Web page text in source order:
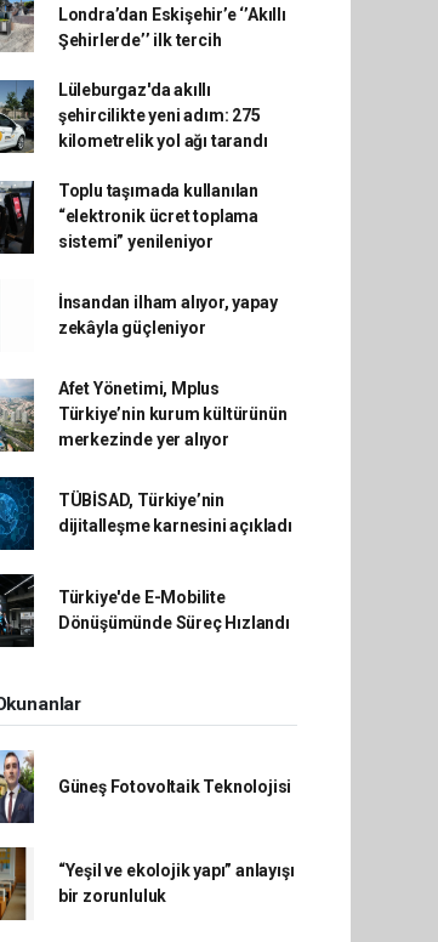
Londra’dan Eskişehir’e ‘’Akıllı
Şehirlerde’’ ilk tercih
Lüleburgaz'da akıllı
şehircilikte yeni adım: 275
kilometrelik yol ağı tarandı
Toplu taşımada kullanılan
“elektronik ücret toplama
sistemi” yenileniyor
İnsandan ilham alıyor, yapay
zekâyla güçleniyor
Afet Yönetimi, Mplus
Türkiye’nin kurum kültürünün
merkezinde yer alıyor
TÜBİSAD, Türkiye’nin
dijitalleşme karnesini açıkladı
Türkiye'de E-Mobilite
Dönüşümünde Süreç Hızlandı
Güneş Fotovoltaik Teknolojisi
“Yeşil ve ekolojik yapı” anlayışı
bir zorunluluk